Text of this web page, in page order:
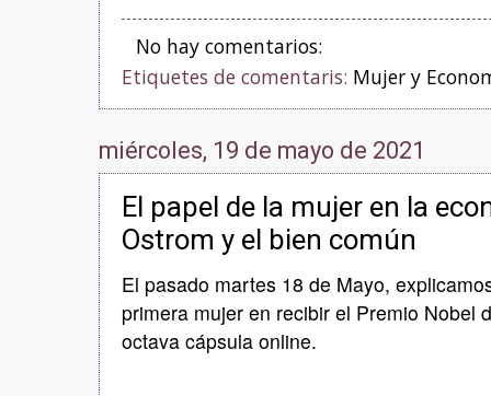
No hay comentarios:
Etiquetes de comentaris: Mujer y
miércoles, 19 de mayo de 2021
El papel de la mujer en la
Ostrom y el bien común
El pasado martes 18 de Mayo,
primera mujer en recibir el Premio Nobel
octava cápsula online.